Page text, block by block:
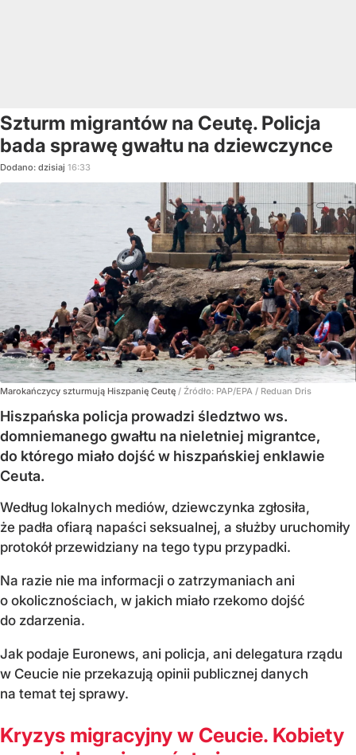
Szturm migrantów na Ceutę. Policja
bada sprawę gwałtu na dziewczynce
Dodano: dzisiaj 16:33
Marokańczycy szturmują Hiszpanię Ceutę / Źródło: PAP/EPA / Reduan Dris
Hiszpańska policja prowadzi śledztwo ws.
domniemanego gwałtu na nieletniej migrantce,
do którego miało dojść w hiszpańskiej enklawie
Ceuta.
Według lokalnych mediów, dziewczynka zgłosiła,
że padła ofiarą napaści seksualnej, a służby uruchomiły
protokół przewidziany na tego typu przypadki.
Na razie nie ma informacji o zatrzymaniach ani
o okolicznościach, w jakich miało rzekomo dojść
do zdarzenia.
Jak podaje Euronews, ani policja, ani delegatura rządu
w Ceucie nie przekazują opinii publicznej danych
na temat tej sprawy.
Kryzys migracyjny w Ceucie. Kobiety